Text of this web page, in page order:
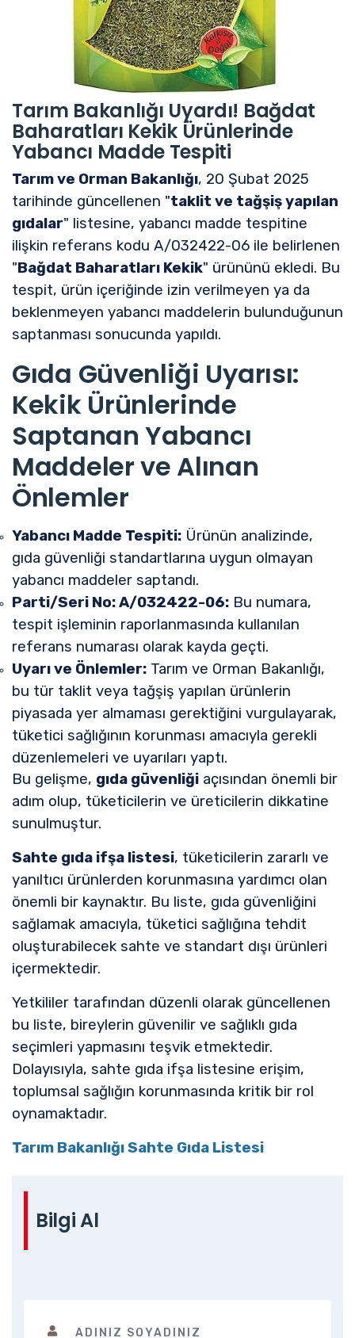
Tarım Bakanlığı Uyardı! Bağdat
Baharatları Kekik Ürünlerinde
Yabancı Madde Tespiti
Tarım ve Orman Bakanlığı, 20 Şubat 2025
tarihinde güncellenen "taklit ve tağşiş yapılan
gıdalar" listesine, yabancı madde tespitine
ilişkin referans kodu A/032422-06 ile belirlenen
"Bağdat Baharatları Kekik" ürününü ekledi. Bu
tespit, ürün içeriğinde izin verilmeyen ya da
beklenmeyen yabancı maddelerin bulunduğunun
saptanması sonucunda yapıldı.
Gıda Güvenliği Uyarısı:
Kekik Ürünlerinde
Saptanan Yabancı
Maddeler ve Alınan
Önlemler
Yabancı Madde Tespiti: Ürünün analizinde,
gıda güvenliği standartlarına uygun olmayan
yabancı maddeler saptandı.
Parti/Seri No: A/032422-06: Bu numara,
tespit işleminin raporlanmasında kullanılan
referans numarası olarak kayda geçti.
Uyarı ve Önlemler: Tarım ve Orman Bakanlığı,
bu tür taklit veya tağşiş yapılan ürünlerin
piyasada yer almaması gerektiğini vurgulayarak,
tüketici sağlığının korunması amacıyla gerekli
düzenlemeleri ve uyarıları yaptı.
Bu gelişme, gıda güvenliği açısından önemli bir
adım olup, tüketicilerin ve üreticilerin dikkatine
sunulmuştur.
Sahte gıda ifşa listesi, tüketicilerin zararlı ve
yanıltıcı ürünlerden korunmasına yardımcı olan
önemli bir kaynaktır. Bu liste, gıda güvenliğini
sağlamak amacıyla, tüketici sağlığına tehdit
oluşturabilecek sahte ve standart dışı ürünleri
içermektedir.
Yetkililer tarafından düzenli olarak güncellenen
bu liste, bireylerin güvenilir ve sağlıklı gıda
seçimleri yapmasını teşvik etmektedir.
Dolayısıyla, sahte gıda ifşa listesine erişim,
toplumsal sağlığın korunmasında kritik bir rol
oynamaktadır.
Tarım Bakanlığı Sahte Gıda Listesi
Bilgi Al